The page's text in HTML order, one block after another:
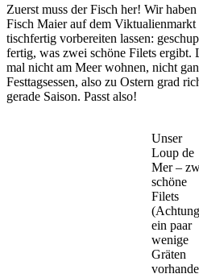
Zuerst muss der Fisch her! Wir
Fisch Maier auf dem
tischfertig vorbereiten lassen:
fertig, was zwei schöne Filets
mal nicht am Meer wohnen, nicht
Festtagsessen, also zu Ostern grad
gerade Saison. Passt also!
Unser
Loup de
Mer –
schöne
Filets
ein paar
wenige
Gräten